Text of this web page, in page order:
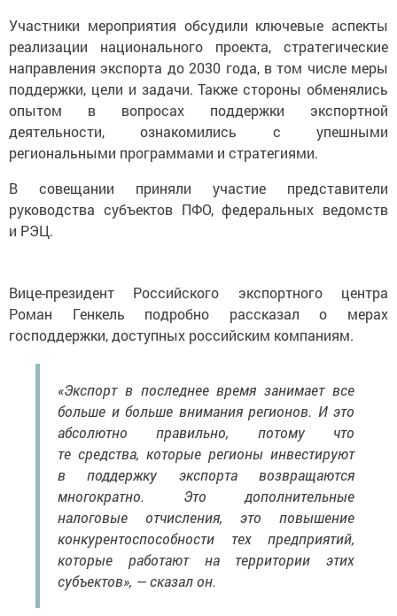
Участники мероприятия обсудили ключевые аспекты
реализации национального проекта, стратегические
направления экспорта до 2030 года, в том числе меры
поддержки, цели и задачи. Также стороны обменялись
опытом в вопросах поддержки экспортной
деятельности, ознакомились с упешными
региональными программами и стратегиями.
В совещании приняли участие представители
руководства субъектов ПФО, федеральных ведомств
и РЭЦ.
Вице-президент Российского экспортного центра
Роман Генкель подробно рассказал о мерах
господдержки, доступных российским компаниям.
«Экспорт в последнее время занимает все
больше и больше внимания регионов. И это
абсолютно правильно, потому что
те средства, которые регионы инвестируют
в поддержку экспорта возвращаются
многократно. Это дополнительные
налоговые отчисления, это повышение
конкурентоспособности тех предприятий,
которые работают на территории этих
субъектов», — сказал он.